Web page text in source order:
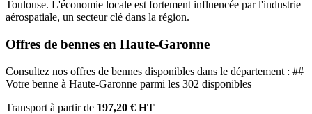
Toulouse. L'économie locale est fortement influencée par l'industrie
aérospatiale, un secteur clé dans la région.
Offres de bennes en Haute-Garonne
Consultez nos offres de bennes disponibles dans le département : ##
Votre benne à Haute-Garonne parmi les 302 disponibles
Transport à partir de 197,20 € HT